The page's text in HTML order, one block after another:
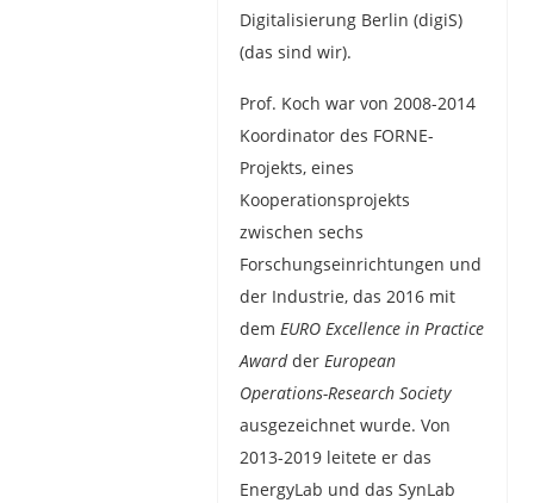
Digitalisierung Berlin (digiS)
(das sind wir).
Prof. Koch war von 2008-2014
Koordinator des FORNE-
Projekts, eines
Kooperationsprojekts
zwischen sechs
Forschungseinrichtungen und
der Industrie, das 2016 mit
demEURO Excellence in Practice
AwardderEuropean
Operations-Research Society
ausgezeichnet wurde. Von
2013-2019 leitete er das
EnergyLab und das SynLab